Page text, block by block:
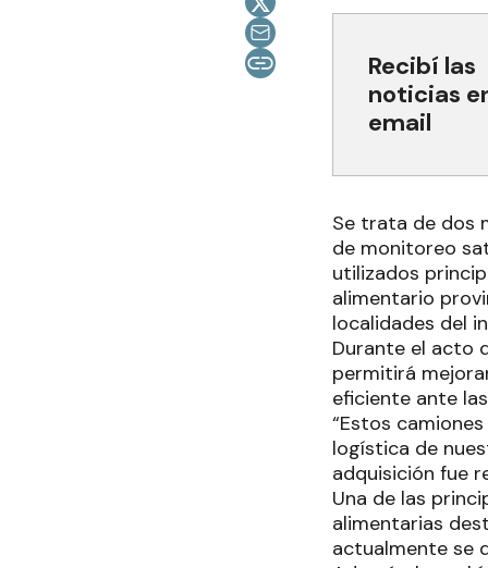
Recibí las
noticias
email
Se trata de dos
de monitoreo
utilizados
alimentario
localidades del
Durante el acto
permitirá
eficiente ante
“Estos
logística de
adquisición fue
Una de las
alimentarias
actualmente se